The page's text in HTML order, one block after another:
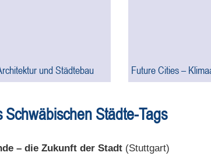
und Städtebau Future Cities –
Städte-Tags
– die Zukunft der Stadt (Stuttgart)